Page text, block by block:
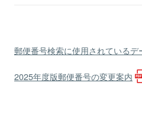
郵便番号検索に使用されているデ
2025年度版郵便番号の変更案内